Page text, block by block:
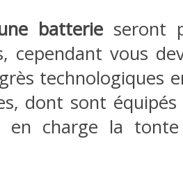
batterie seront
cependant vous
technologiques
dont sont équipés
en charge la